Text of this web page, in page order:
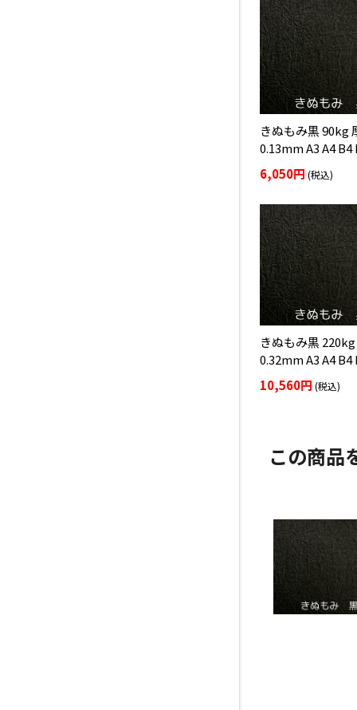
きぬもみ黒 90kg
0.13mm A3 A4 B4
6,050円(税込)
きぬもみ黒
0.32mm A3 A4 B4
10,560円(税込)
この商品